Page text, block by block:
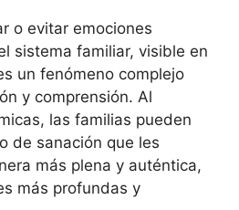
o evitar emociones
sistema familiar, visible en
un fenómeno complejo
y comprensión. Al
las familias pueden
de sanación que les
más plena y auténtica,
más profundas y